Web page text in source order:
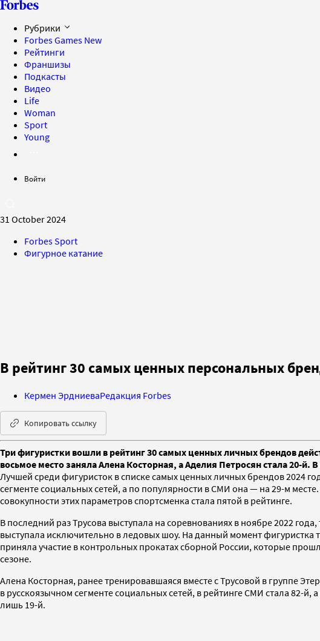
Рубрики
Forbes Games New
Рейтинги
Франшизы
Подкасты
Видео
Life
Woman
Sport
Young
Войти
31 October 2024
Forbes Sport
Фигурное катание
В рейтинг 30 самых ценных персональных
Кермен ЭрдниеваРедакция Forbes
Копировать ссылку
Три фигуристки вошли в рейтинг 30 самых ценных личных брендов
восьмое место заняла Алена Косторная, а Аделия Петросян стала 20-
Лучшей среди фигуристок в списке самых ценных личных брендов 2024
сегменте социальных сетей, а по популярности в СМИ она — на 29-м
совокупности этих параметров спортсменка стала пятой в рейтинге.
В последний раз Трусова выступала на соревнованиях в ноябре 2022
выступала исключительно в ледовых шоу. На данный момент
приняла участие в контрольных прокатах сборной России, которые
сезоне.
Алена Косторная, ранее тренировавшаяся вместе с Трусовой в группе
в русскоязычном сегменте социальных сетей, в рейтинге СМИ стала
лишь 19-й.